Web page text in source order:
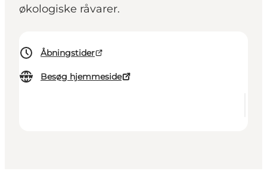
økologiske råvarer.
Åbningstider
Besøg hjemmeside